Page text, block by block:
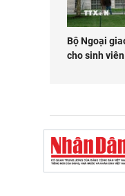
Bộ Ngoại
cho sinh